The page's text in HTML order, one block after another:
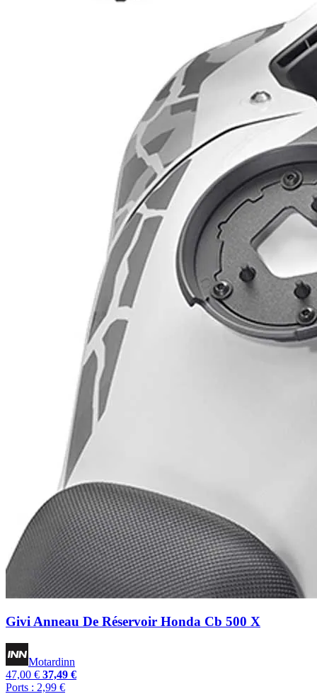
Givi Anneau De Réservoir Honda Cb 500 X
Motardinn
47,00 € 37,49 €
Ports : 2,99 €